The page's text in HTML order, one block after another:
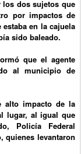
los dos sujetos que
por impactos de
en la cajuela
sido baleado.
que el agente
al municipio de
alto impacto de la
lugar, al igual que
Policía Federal
quienes levantaron